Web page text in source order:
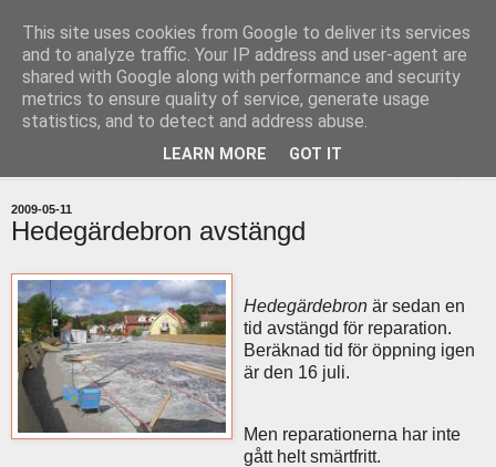
uddevallabloggen.se
med stort och smått från Uddevallas horisont
2009-05-11
Hedegärdebron avstängd
Hedegärdebron är sedan en
tid avstängd för reparation.
Beräknad tid för öppning igen
är den 16 juli.
Men reparationerna har inte
gått helt smärtfritt.
This site uses cookies from Google to deliver its services
and to analyze traffic. Your IP address and user-agent are
shared with Google along with performance and security
metrics to ensure quality of service, generate usage
statistics, and to detect and address abuse.
LEARN MORE GOT IT